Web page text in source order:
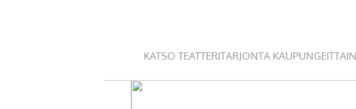
KATSO TEATTERITARJONTA KAUPUNGEITTAIN